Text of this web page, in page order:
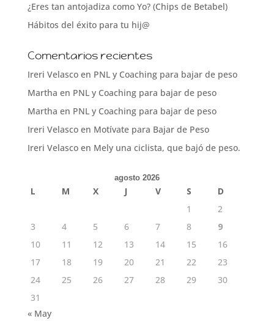
¿Eres tan antojadiza como Yo? (Chips de Betabel)
Hábitos del éxito para tu hij@
Comentarios recientes
Ireri Velascoen PNL y Coaching para bajar de peso
Martha en PNL y Coaching para bajar de peso
Martha en PNL y Coaching para bajar de peso
Ireri Velascoen Motívate para Bajar de Peso
Ireri Velascoen Mely una ciclista, que bajó de peso.
agosto 2026
L M X J V S
D
1
2
3
4 5 6 7 8
9
10
11 12 13 14 15
16
17
18 19 20 21 22
23
24
25 26 27 28 29
30
31
« May